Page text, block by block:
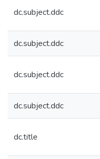
dc.subject.ddc
dc.subject.ddc
dc.subject.ddc
dc.subject.ddc
dc.title